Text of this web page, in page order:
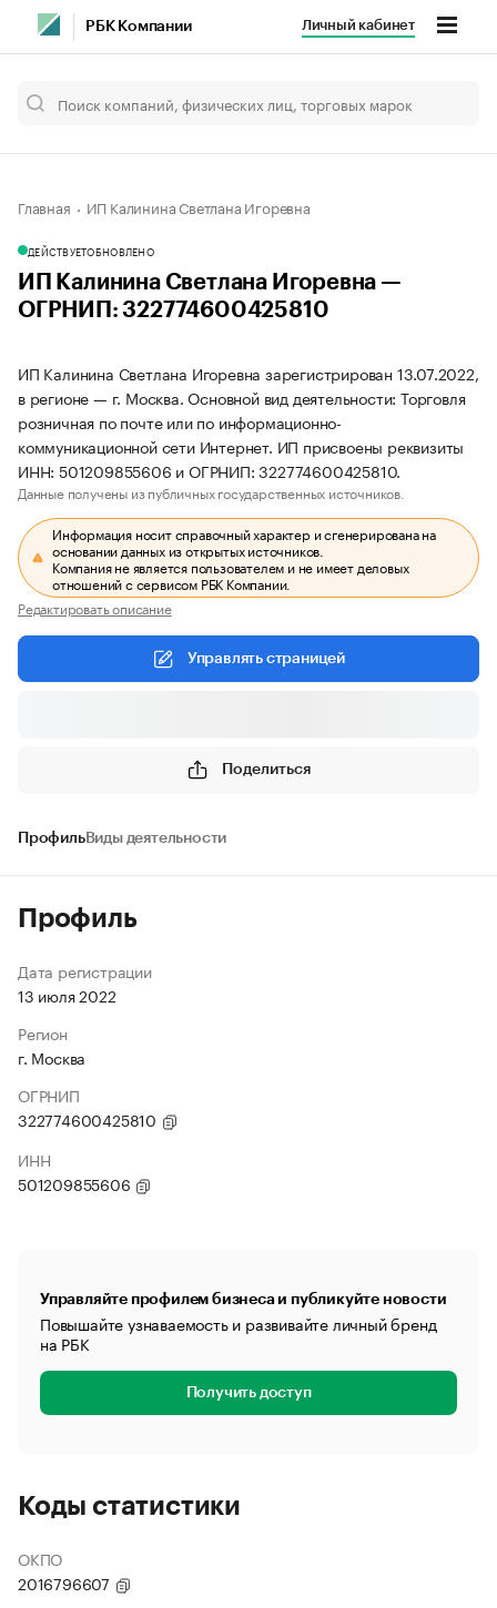
РБК Компании Личный кабинет
Главная ИП Калинина Светлана Игоревна
ДЕЙСТВУЕТОБНОВЛЕНО
ИП Калинина Светлана Игоревна —
ОГРНИП: 322774600425810
ИП Калинина Светлана Игоревна зарегистрирован 13.07.2022,
в регионе — г. Москва. Основной вид деятельности: Торговля
розничная по почте или по информационно-
коммуникационной сети Интернет. ИП присвоены реквизиты
ИНН: 501209855606 и ОГРНИП: 322774600425810.
Данные получены из публичных государственных источников.
Информация носит справочный характер и сгенерирована на
основании данных из открытых источников.
Компания не является пользователем и не имеет деловых
отношений с сервисом РБК Компании.
Редактировать описание
Управлять страницей
Поделиться
ПрофильВиды деятельности
Профиль
Дата регистрации
13 июля 2022
Регион
г. Москва
ОГРНИП
322774600425810
ИНН
501209855606
Управляйте профилем бизнеса и публикуйте новости
Повышайте узнаваемость и развивайте личный бренд
на РБК
Получить доступ
Коды статистики
ОКПО
2016796607